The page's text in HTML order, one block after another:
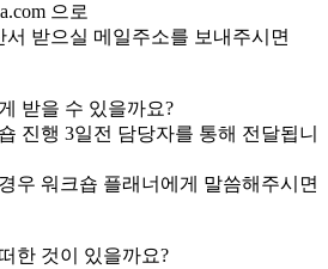
으로
받으실 메일주소를 보내주시면
받을 수 있을까요?
진행 3일전 담당자를 통해 전달됩니
우 워크숍 플래너에게 말씀해주시면
한 것이 있을까요?